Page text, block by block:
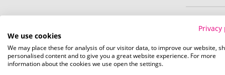
Privacy
We use cookies
We may place these for analysis of our visitor data, to improve our website,
personalised content and to give you a great website experience. For more
information about the cookies we use open the settings.